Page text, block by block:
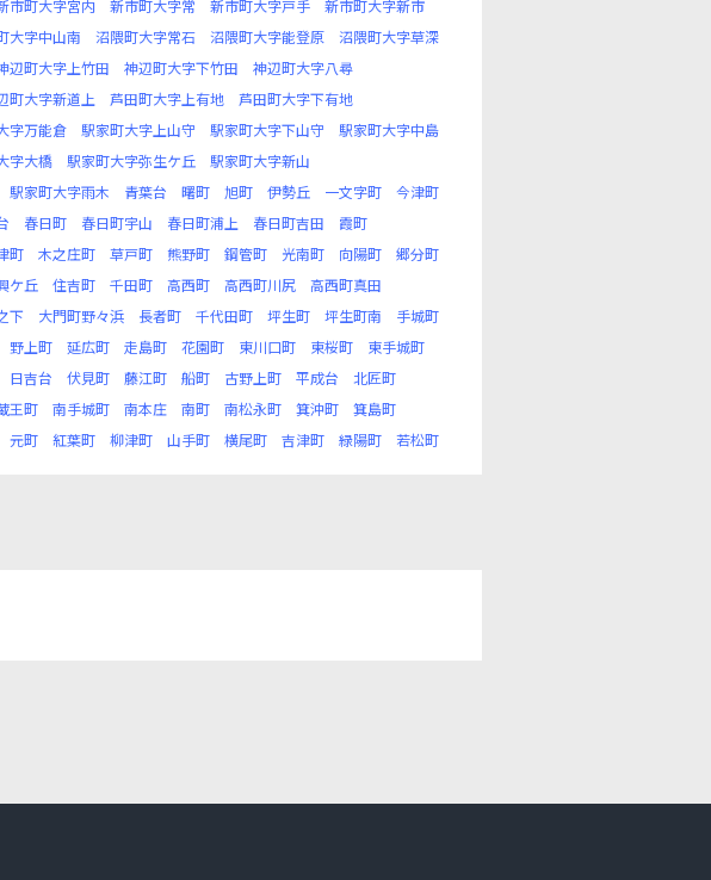
市町大字宮内 新市町大字常 新市町大字戸手
新市町大字新市
大字中山南 沼隈町大字常石 沼隈町大字能登原
沼隈町大字草深
辺町大字上竹田 神辺町大字下竹田
神辺町大字八尋
町大字新道上 芦田町大字上有地
芦田町大字下有地
字万能倉 駅家町大字上山守 駅家町大字下山守
駅家町大字中島
字大橋 駅家町大字弥生ケ丘
駅家町大字新山
駅家町大字雨木 青葉台 曙町 旭町 伊勢丘 一文字町
今津町
春日町 春日町宇山 春日町浦上 春日町吉田
霞町
町 木之庄町 草戸町 熊野町 鋼管町 光南町 向陽町
郷分町
ケ丘 住吉町 千田町 高西町 高西町川尻
高西町真田
下 大門町野々浜 長者町 千代田町 坪生町 坪生町南
手城町
野上町 延広町 走島町 花園町 東川口町 東桜町
東手城町
日吉台 伏見町 藤江町 船町 古野上町 平成台
北匠町
王町 南手城町 南本庄 南町 南松永町 箕沖町
箕島町
元町 紅葉町 柳津町 山手町 横尾町 吉津町 緑陽町 若松町